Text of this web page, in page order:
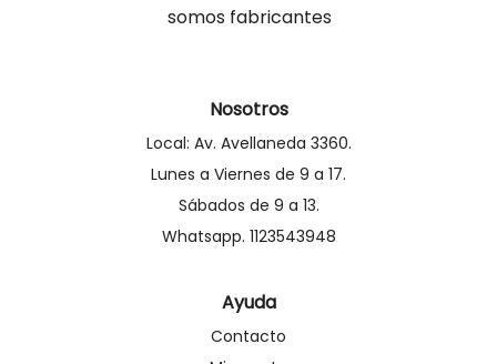
somos fabricantes
Nosotros
Local: Av. Avellaneda 3360.
Lunes a Viernes de 9 a 17.
Sábados de 9 a 13.
Whatsapp. 1123543948
Ayuda
Contacto